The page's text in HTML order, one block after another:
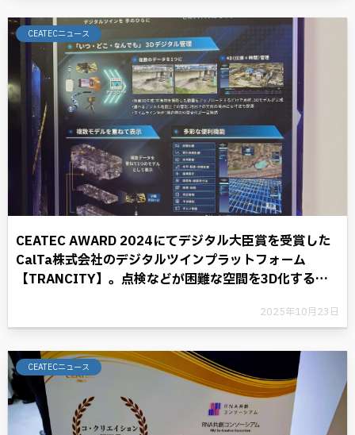
CEATECニュース
CEATEC AWARD 2024にてデジタル大臣賞を受賞した
CalTa株式会社のデジタルツインプラットフォーム
【TRANCITY】。点検などが困難な空間を3D化するこ
2025年10月23日
CEATECニュース